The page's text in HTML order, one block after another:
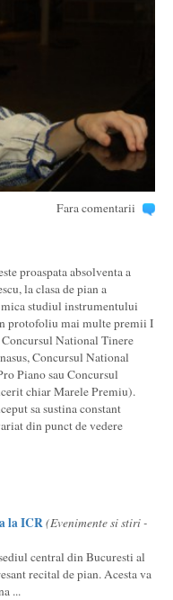
Fara comentarii
proaspata absolventa a
la clasa de pian a
studiul instrumentului
protofoliu mai multe premii I
National Tinere
Concursul National
Piano sau Concursul
chiar Marele Premiu).
sa sustina constant
din punct de vedere
la ICR(Evenimente si stiri -
central din Bucuresti al
recital de pian. Acesta va
...